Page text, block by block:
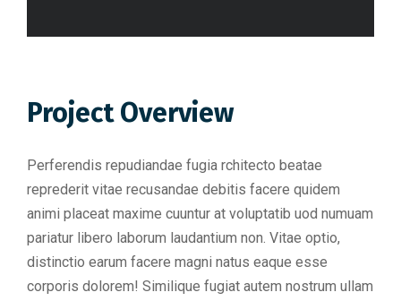
Project Overview
Perferendis repudiandae fugia rchitecto beatae
reprederit vitae recusandae debitis facere quidem
animi placeat maxime cuuntur at voluptatib uod numuam
pariatur libero laborum laudantium non. Vitae optio,
distinctio earum facere magni natus eaque esse
corporis dolorem! Similique fugiat autem nostrum ullam